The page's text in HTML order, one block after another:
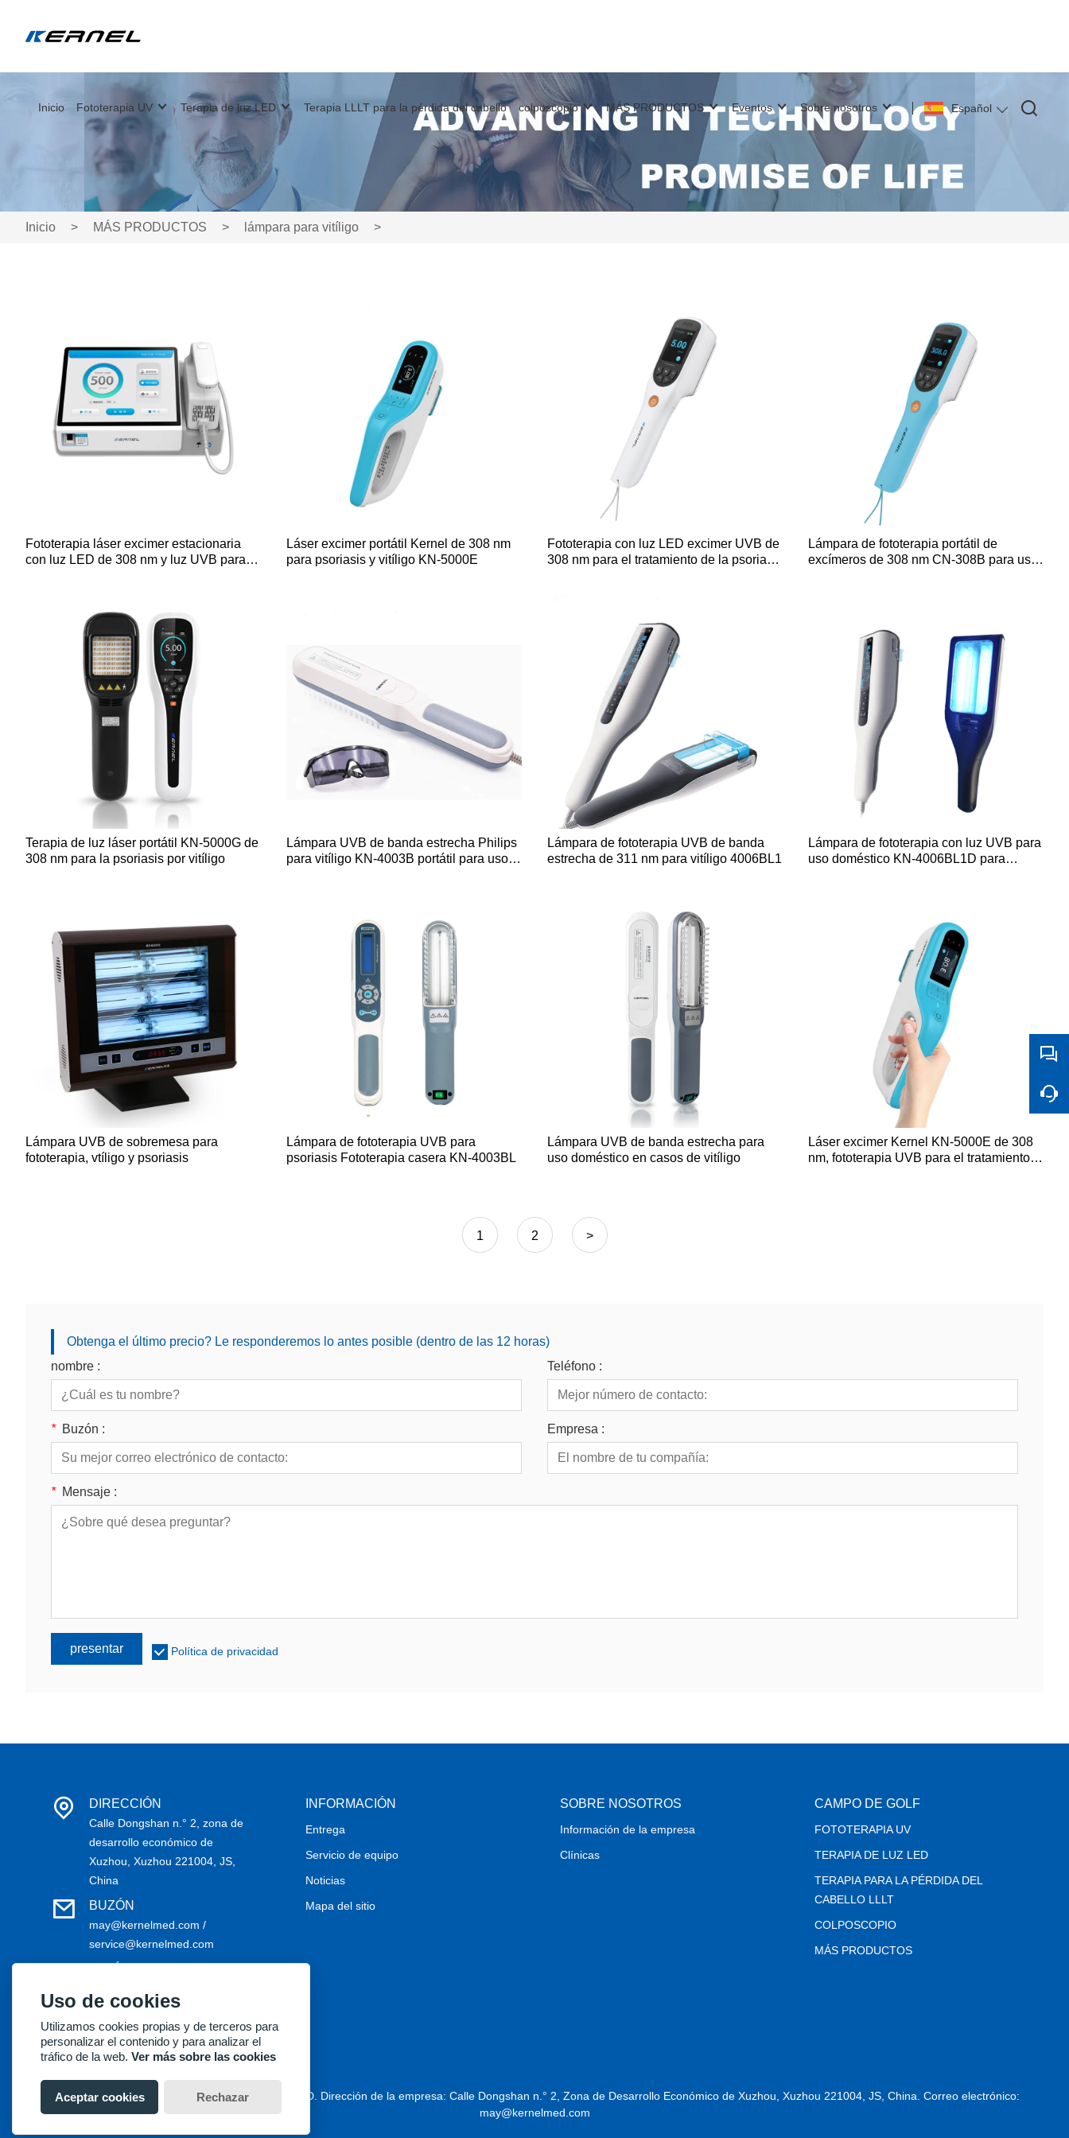
Español
Inicio Fototerapia UV Terapia de luz LED Terapia LLLT para la pérdida del cabello colposcopio MÁS PRODUCTOS Eventos Sobre nosotros
Inicio > MÁS PRODUCTOS > lámpara para vitíligo >
Fototerapia láser excimer estacionaria
con luz LED de 308 nm y luz UVB para el
Láser excimer portátil Kernel de 308 nm
para psoriasis y vitíligo KN-5000E
Fototerapia con luz LED excimer UVB de
308 nm para el tratamiento de la psoriasis
Lámpara de fototerapia portátil de
excímeros de 308 nm CN-308B para uso
Terapia de luz láser portátil KN-5000G de
308 nm para la psoriasis por vitíligo
Lámpara UVB de banda estrecha Philips
para vitíligo KN-4003B portátil para uso
Lámpara de fototerapia UVB de banda
estrecha de 311 nm para vitíligo 4006BL1
Lámpara de fototerapia con luz UVB para
uso doméstico KN-4006BL1D para
Lámpara UVB de sobremesa para
fototerapia, vtíligo y psoriasis
Lámpara de fototerapia UVB para
psoriasis Fototerapia casera KN-4003BL
Lámpara UVB de banda estrecha para
uso doméstico en casos de vitíligo
Láser excimer Kernel KN-5000E de 308
nm, fototerapia UVB para el tratamiento
1 2 >
Obtenga el último precio? Le responderemos lo antes posible (dentro de las 12 horas)
nombre :
Teléfono :
* Buzón : Empresa :
* Mensaje :
presentar Política de privacidad
DIRECCIÓN
Calle Dongshan n.° 2, zona de
desarrollo económico de
Xuzhou, Xuzhou 221004, JS,
China
BUZÓN
may@kernelmed.com /
service@kernelmed.com
INFORMACIÓN
Entrega
Servicio de equipo
Noticias
Mapa del sitio
SOBRE NOSOTROS
Información de la empresa
Clínicas
CAMPO DE GOLF
FOTOTERAPIA UV
TERAPIA DE LUZ LED
TERAPIA PARA LA PÉRDIDA DEL
CABELLO LLLT
COLPOSCOPIO
MÁS PRODUCTOS
Copyright® 2018 Kernel Medical Equipment Co.,LTD. Dirección de la empresa: Calle Dongshan n.° 2, Zona de Desarrollo Económico de Xuzhou, Xuzhou 221004, JS, China. Correo electrónico:
may@kernelmed.com
Uso de cookies
Utilizamos cookies propias y de terceros para
personalizar el contenido y para analizar el
tráfico de la web. Ver más sobre las cookies
Aceptar cookies Rechazar